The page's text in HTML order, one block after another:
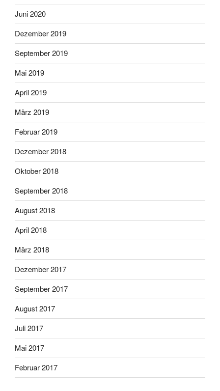
Juni 2020
Dezember 2019
September 2019
Mai 2019
April 2019
März 2019
Februar 2019
Dezember 2018
Oktober 2018
September 2018
August 2018
April 2018
März 2018
Dezember 2017
September 2017
August 2017
Juli 2017
Mai 2017
Februar 2017